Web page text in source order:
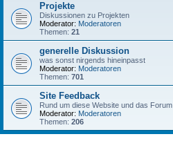
Projekte
Diskussionen zu Projekten
Moderator: Moderatoren
Themen: 21
generelle Diskussion
was sonst nirgends hineinpasst
Moderator: Moderatoren
Themen: 701
Site Feedback
Rund um diese Website und das Forum
Moderator: Moderatoren
Themen: 206